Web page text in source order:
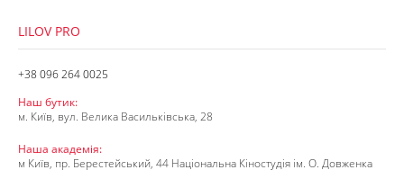
LILOV PRO
+38 096 264 0025
Наш бутик:
м. Київ, вул. Велика Васильківська, 28
Наша академія:
м Київ, пр. Берестейський, 44 Національна Кіностудія ім. О. Довженка